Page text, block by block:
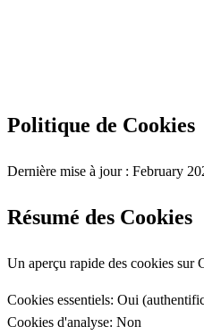
Politique de Cookies
Dernière mise à jour : February
Résumé des Cookies
Un aperçu rapide des cookies sur
Cookies essentiels: Oui
Cookies d'analyse: Non